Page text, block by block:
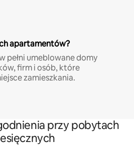
apartamentów?
pełni umeblowane domy
firm i osób, które
zamieszkania.
przy pobytach